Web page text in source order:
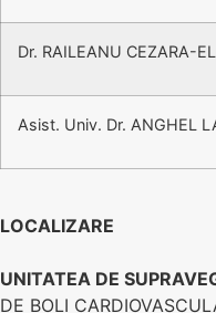
Dr. RAILEANU CEZARA-
Asist. Univ. Dr. ANGHEL
LOCALIZARE
UNITATEA DE
DE BOLI